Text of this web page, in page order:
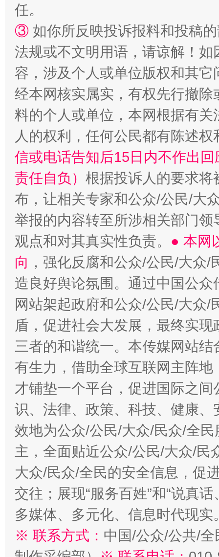
任。
③ 如你所反映投诉报料和投稿
法规或不文明用语，请谅解！
容，涉及个人或单位版权和其它
经本网核实属实，有权先行撤
料的个人或单位，本网根据有
人的权利，任何公民都有陈述
信或电话告知后15日内不作出
责任自负） 根据投诉人的要求将
布，让相关专家和公众/公民/大
举报的内容转至所涉相关部门
观点和对其真实性负责。 ● 本网
向 ，强化反腐和公众/公民/大众
造良好舆论氛围。通过中国公
网站架起政府和公众/公民/大众
盾，促进社会大发展，最终实
三者的和谐统一。本传媒网站
有生力，借助全球互联网主阵
才铺垫一个平台，促进国际之
识、法律、政策、科技、健康
效地为公众/公民/大众/民众/全
主，全面贴近公众/公民/大众/民
大众/民众/全民的安全信息，促
交往；展现“服务百姓”和“说真
多媒体、多元化、信息时代现实
※ 联系方式： 中国/公众/公共/